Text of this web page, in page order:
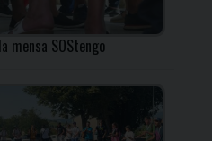
mensa SOStengo